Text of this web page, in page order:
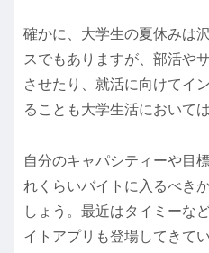
確かに、大学生の夏休みは
スでもありますが、部活や
させたり、就活に向けてイ
ることも大学生活において
自分のキャパシティーや目
れくらいバイトに入るべき
しょう。最近はタイミーな
イトアプリも登場してきて